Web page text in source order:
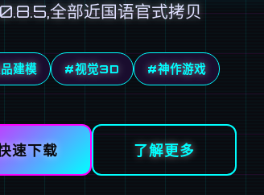
全部近国语官式拷贝
建模 #视觉3D #神作游戏
速下载 了解更多